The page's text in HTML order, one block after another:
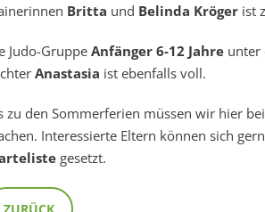
Britta und Belinda Kröger ist
Judo-GruppeAnfänger 6-12 Jahre unter
Anastasia ist ebenfalls voll.
zu den Sommerferien müssen wir hier bei
Interessierte Eltern können sich
gesetzt.